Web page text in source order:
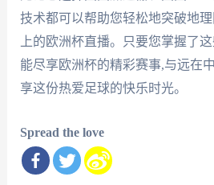
技术都可以帮助您轻松地突破地
上的欧洲杯直播。只要您掌握了
能尽享欧洲杯的精彩赛事,与远在
享这份热爱足球的快乐时光。
Spread the love